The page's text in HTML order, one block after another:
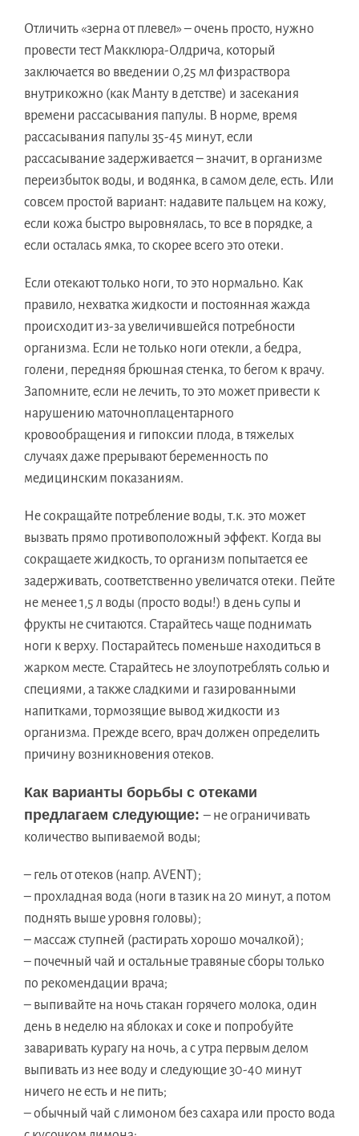
Отличить «зерна от плевел» – очень просто, нужно
провести тест Макклюра-Олдрича, который
заключается во введении 0,25 мл физраствора
внутрикожно (как Манту в детстве) и засекания
времени рассасывания папулы. В норме, время
рассасывания папулы 35-45 минут, если
рассасывание задерживается – значит, в организме
переизбыток воды, и водянка, в самом деле, есть. Или
совсем простой вариант: надавите пальцем на кожу,
если кожа быстро выровнялась, то все в порядке, а
если осталась ямка, то скорее всего это отеки.
Если отекают только ноги, то это нормально. Как
правило, нехватка жидкости и постоянная жажда
происходит из-за увеличившейся потребности
организма. Если не только ноги отекли, а бедра,
голени, передняя брюшная стенка, то бегом к врачу.
Запомните, если не лечить, то это может привести к
нарушению маточноплацентарного
кровообращения и гипоксии плода, в тяжелых
случаях даже прерывают беременность по
медицинским показаниям.
Не сокращайте потребление воды, т.к. это может
вызвать прямо противоположный эффект. Когда вы
сокращаете жидкость, то организм попытается ее
задерживать, соответственно увеличатся отеки. Пейте
не менее 1,5 л воды (просто воды!) в день супы и
фрукты не считаются. Старайтесь чаще поднимать
ноги к верху. Постарайтесь поменьше находиться в
жарком месте. Старайтесь не злоупотреблять солью и
специями, а также сладкими и газированными
напитками, тормозящие вывод жидкости из
организма. Прежде всего, врач должен определить
причину возникновения отеков.
Как варианты борьбы с отеками
предлагаем следующие:– не ограничивать
количество выпиваемой воды;
– гель от отеков (напр. AVENT);
– прохладная вода (ноги в тазик на 20 минут, а потом
поднять выше уровня головы);
– массаж ступней (растирать хорошо мочалкой);
– почечный чай и остальные травяные сборы только
по рекомендации врача;
– выпивайте на ночь стакан горячего молока, один
день в неделю на яблоках и соке и попробуйте
заваривать курагу на ночь, а с утра первым делом
выпивать из нее воду и следующие 30-40 минут
ничего не есть и не пить;
– обычный чай с лимоном без сахара или просто вода